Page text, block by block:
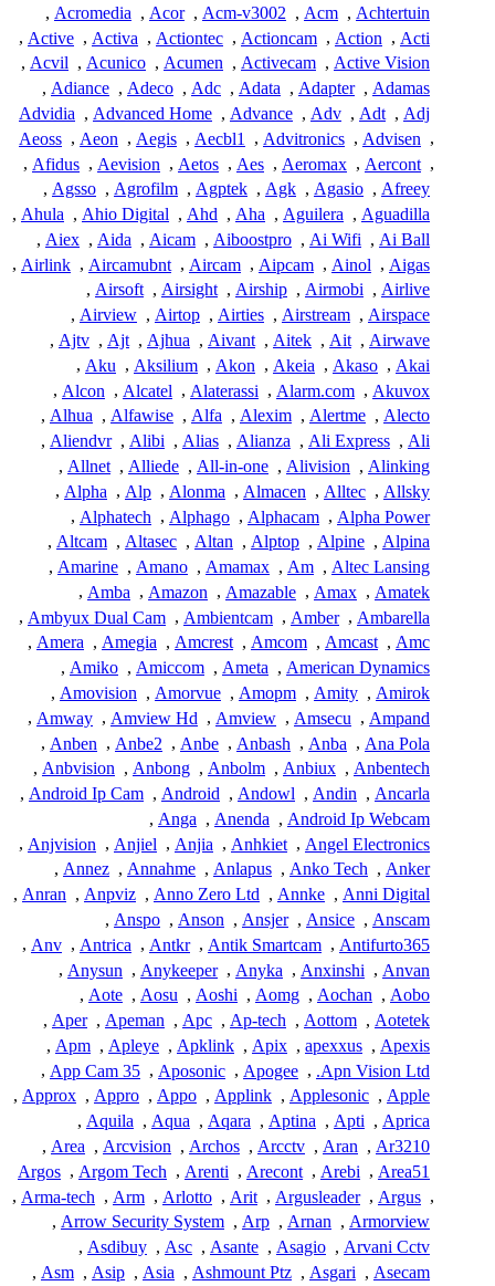
Achtertuin
,
Acm
,
Acm-v3002
,
Acor
,
Acromedia
,
Acti
,
Action
,
Actioncam
,
Actiontec
,
Activa
,
Active
,
Active Vision
,
Activecam
,
Acumen
,
Acunico
,
Acvil
,
Adamas
,
Adapter
,
Adata
,
Adc
,
Adeco
,
Adiance
,
Adj
,
Adt
,
Adv
,
Advance
,
Advanced Home
,
Advidia
,
Advisen
,
Advitronics
,
Aecbl1
,
Aegis
,
Aeon
,
Aeoss
,
Aercont
,
Aeromax
,
Aes
,
Aetos
,
Aevision
,
Afidus
,
Afreey
,
Agasio
,
Agk
,
Agptek
,
Agrofilm
,
Agsso
,
Aguadilla
,
Aguilera
,
Aha
,
Ahd
,
Ahio Digital
,
Ahula
,
Ai Ball
,
Ai Wifi
,
Aiboostpro
,
Aicam
,
Aida
,
Aiex
,
Aigas
,
Ainol
,
Aipcam
,
Aircam
,
Aircamubnt
,
Airlink
,
Airlive
,
Airmobi
,
Airship
,
Airsight
,
Airsoft
,
Airspace
,
Airstream
,
Airties
,
Airtop
,
Airview
,
Airwave
,
Ait
,
Aitek
,
Aivant
,
Ajhua
,
Ajt
,
Ajtv
,
Akai
,
Akaso
,
Akeia
,
Akon
,
Aksilium
,
Aku
,
Akuvox
,
Alarm.com
,
Alaterassi
,
Alcatel
,
Alcon
,
Alecto
,
Alertme
,
Alexim
,
Alfa
,
Alfawise
,
Alhua
,
Ali
,
Ali Express
,
Alianza
,
Alias
,
Alibi
,
Aliendvr
,
Alinking
,
Alivision
,
All-in-one
,
Alliede
,
Allnet
,
Allsky
,
Alltec
,
Almacen
,
Alonma
,
Alp
,
Alpha
,
Alpha Power
,
Alphacam
,
Alphago
,
Alphatech
,
Alpina
,
Alpine
,
Alptop
,
Altan
,
Altasec
,
Altcam
,
Altec Lansing
,
Am
,
Amamax
,
Amano
,
Amarine
,
Amatek
,
Amax
,
Amazable
,
Amazon
,
Amba
,
Ambarella
,
Amber
,
Ambientcam
,
Ambyux Dual Cam
,
Amc
,
Amcast
,
Amcom
,
Amcrest
,
Amegia
,
Amera
,
American Dynamics
,
Ameta
,
Amiccom
,
Amiko
,
Amirok
,
Amity
,
Amopm
,
Amorvue
,
Amovision
,
Ampand
,
Amsecu
,
Amview
,
Amview Hd
,
Amway
,
Ana Pola
,
Anba
,
Anbash
,
Anbe
,
Anbe2
,
Anben
,
Anbentech
,
Anbiux
,
Anbolm
,
Anbong
,
Anbvision
,
Ancarla
,
Andin
,
Andowl
,
Android
,
Android Ip Cam
,
Android Ip Webcam
,
Anenda
,
Anga
,
Angel Electronics
,
Anhkiet
,
Anjia
,
Anjiel
,
Anjvision
,
Anker
,
Anko Tech
,
Anlapus
,
Annahme
,
Annez
,
Anni Digital
,
Annke
,
Anno Zero Ltd
,
Anpviz
,
Anran
,
Anscam
,
Ansice
,
Ansjer
,
Anson
,
Anspo
,
Antifurto365
,
Antik Smartcam
,
Antkr
,
Antrica
,
Anv
,
Anvan
,
Anxinshi
,
Anyka
,
Anykeeper
,
Anysun
,
Aobo
,
Aochan
,
Aomg
,
Aoshi
,
Aosu
,
Aote
,
Aotetek
,
Aottom
,
Ap-tech
,
Apc
,
Apeman
,
Aper
,
Apexis
,
apexxus
,
Apix
,
Apklink
,
Apleye
,
Apm
,
Apn Vision Ltd.
,
Apogee
,
Aposonic
,
App Cam 35
,
Apple
,
Applesonic
,
Applink
,
Appo
,
Appro
,
Approx
,
Aprica
,
Apti
,
Aptina
,
Aqara
,
Aqua
,
Aquila
,
Ar3210
,
Aran
,
Arcctv
,
Archos
,
Arcvision
,
Area
,
Area51
,
Arebi
,
Arecont
,
Arenti
,
Argom Tech
,
Argos
,
Argus
,
Argusleader
,
Arit
,
Arlotto
,
Arm
,
Arma-tech
,
Armorview
,
Arnan
,
Arp
,
Arrow Security System
,
Arvani Cctv
,
Asagio
,
Asante
,
Asc
,
Asdibuy
,
Asecam
,
Asgari
,
Ashmount Ptz
,
Asia
,
Asip
,
Asm
,